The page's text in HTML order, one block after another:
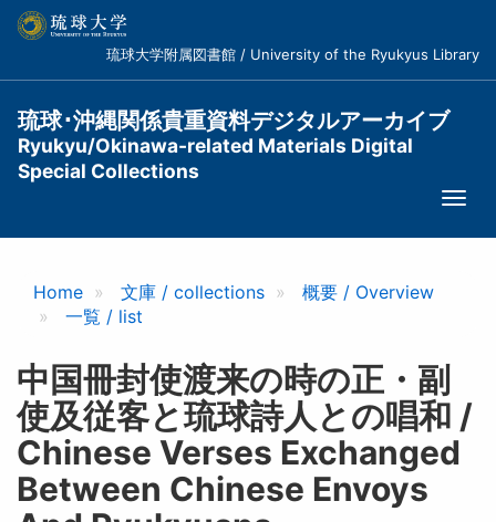
コ
琉球大学附属図書館 / University of the Ryukyus Library
琉球･沖縄関係貴重資料デジタルアーカイブ
Ryukyu/Okinawa-related Materials Digital
Special Collections
Home 文庫 / collections
概要 / Overview
一覧 / list
中国冊封使渡来の時の正・副
使及従客と琉球詩人との唱和 /
Chinese Verses Exchanged
Between Chinese Envoys